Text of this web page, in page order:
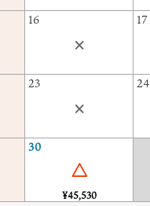
16
×
17
23
×
24
30
△
¥45,530